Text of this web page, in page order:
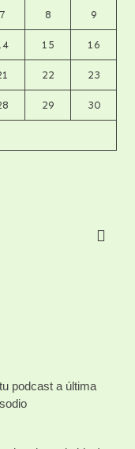
7 8 9
15 16
22 23
29 30
podcast a última